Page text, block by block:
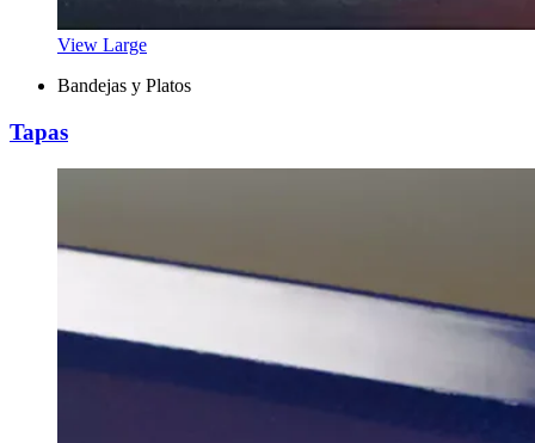
View Large
Bandejas y Platos
Tapas